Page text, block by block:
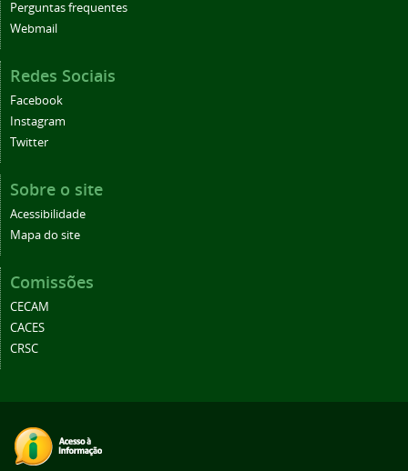
Perguntas frequentes
Webmail
Redes Sociais
Facebook
Instagram
Twitter
Sobre o site
Acessibilidade
Mapa do site
Comissões
CECAM
CACES
CRSC